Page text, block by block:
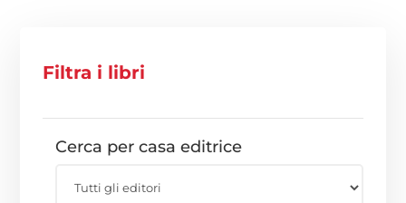
Filtra i libri
Cerca per casa editrice